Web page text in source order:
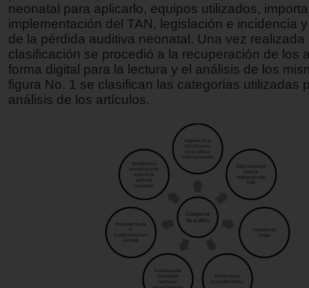
neonatal para aplicarlo, equipos utilizados,
implementación del TAN, legislación e incidencia
de la pérdida auditiva neonatal. Una vez realizada
clasificación se procedió a la recuperación de los
forma digital para la lectura y el análisis de los
figura No. 1 se clasifican las categorías utilizadas
análisis de los artículos.